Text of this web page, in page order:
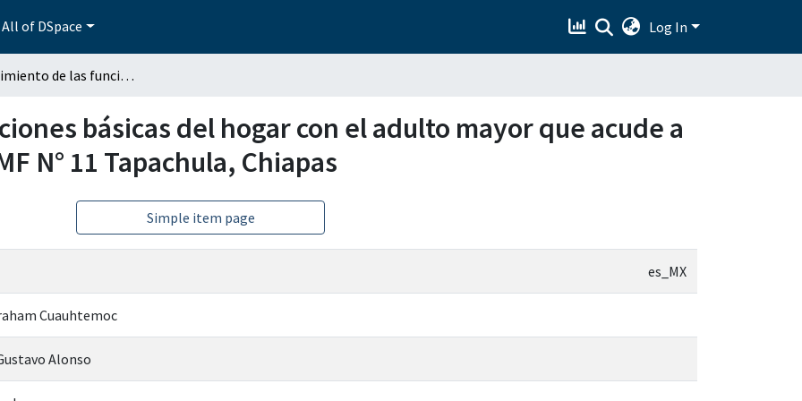
All of DSpace Log In
Cumplimiento de las funciones básicas del hogar con el adulto mayor que acude a consulta externa de la UMF N° 11 Tapachula, Chiapas
básicas del hogar con el adulto mayor que acude a
N° 11 Tapachula, Chiapas
Simple item page
es_MX
Cuauhtemoc
Alonso